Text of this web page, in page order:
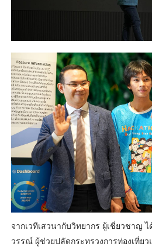
จากเวทีเสวนากับวิทยากร ผู้เชี่ยวชาญ
วรรณ์ ผู้ช่วยปลัดกระทรวงการท่องเที่ย